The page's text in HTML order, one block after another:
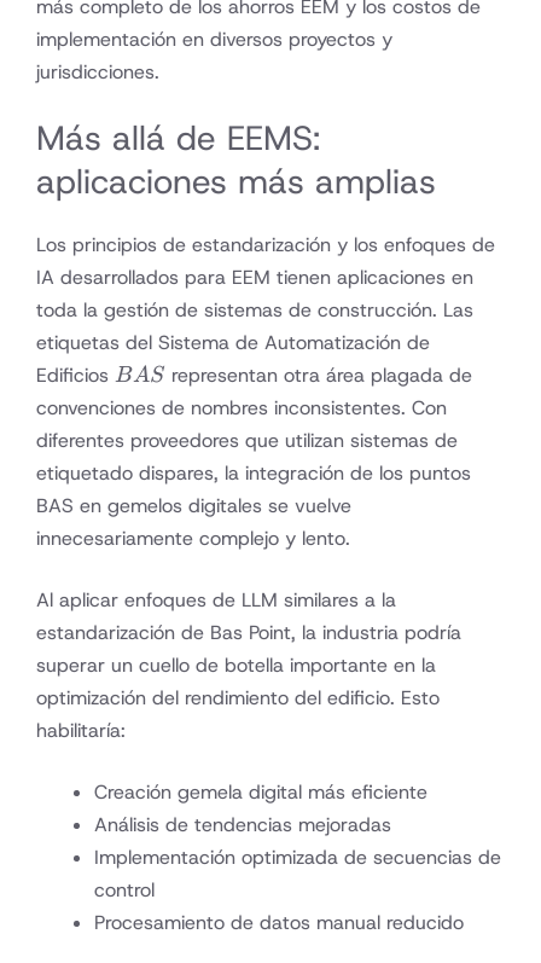
más completo de los ahorros EEM y los costos de
implementación en diversos proyectos y
jurisdicciones.
Más allá de EEMS:
aplicaciones más amplias
Los principios de estandarización y los enfoques de
IA desarrollados para EEM tienen aplicaciones en
toda la gestión de sistemas de construcción. Las
etiquetas del Sistema de Automatización de
Edificios BAS
BAS representan otra área plagada de
convenciones de nombres inconsistentes. Con
diferentes proveedores que utilizan sistemas de
etiquetado dispares, la integración de los puntos
BAS en gemelos digitales se vuelve
innecesariamente complejo y lento.
Al aplicar enfoques de LLM similares a la
estandarización de Bas Point, la industria podría
superar un cuello de botella importante en la
optimización del rendimiento del edificio. Esto
habilitaría:
Creación gemela digital más eficiente
Análisis de tendencias mejoradas
Implementación optimizada de secuencias de
control
Procesamiento de datos manual reducido